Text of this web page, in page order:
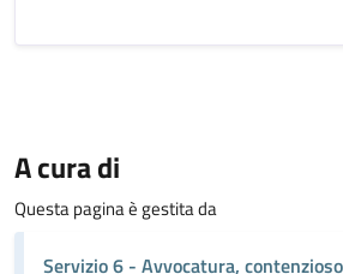
A cura di
Questa pagina è gestita da
Servizio 6 - Avvocatura,